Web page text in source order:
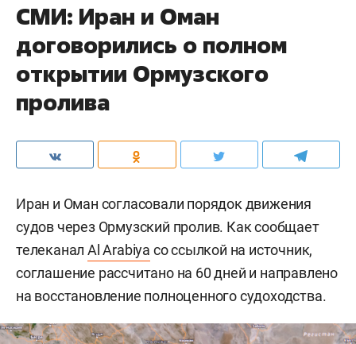
СМИ: Иран и Оман
договорились о полном
открытии Ормузского
пролива
Иран и Оман согласовали порядок движения
судов через Ормузский пролив. Как сообщает
телеканалAl Arabiya со ссылкой на источник,
соглашение рассчитано на 60 дней и направлено
на восстановление полноценного судоходства.